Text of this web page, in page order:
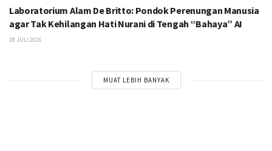
Laboratorium Alam De Britto: Pondok Perenungan Manusia
agar Tak Kehilangan Hati Nurani di Tengah “Bahaya” AI
28 JULI 2026
MUAT LEBIH BANYAK